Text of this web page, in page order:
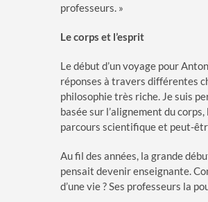
professeurs. »
Le corps et l’esprit
Le début d’un voyage pour
réponses à travers différentes
philosophie très riche. Je suis
basée sur l’alignement du
parcours scientifique et peut-
Au fil des années, la grande
pensait devenir enseignante.
d’une vie ? Ses professeurs la